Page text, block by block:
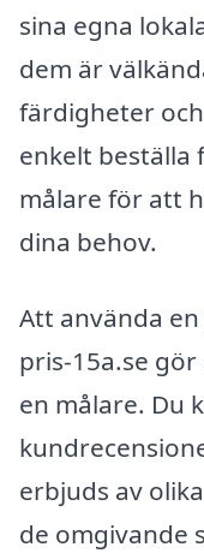
sina egna
dem är
färdigheter
enkelt beställa
målare för att
dina behov.
Att använda
pris-15a.se
en målare. Du
erbjuds av
de omgivande